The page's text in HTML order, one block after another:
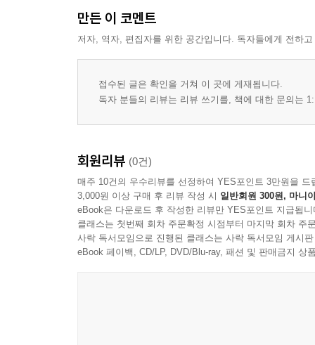
만든 이 코멘트
저자, 역자, 편집자를 위한 공간입니다. 독자들에게 전하
접수된 글은 확인을 거쳐 이 곳에 게재됩니다.
독자 분들의 리뷰는 리뷰 쓰기를, 책에 대한 문의는
회원리뷰 (0건)
매주 10건의 우수리뷰를 선정하여 YES포인트 3만원을 드
3,000원 이상 구매 후 리뷰 작성 시 일반회원 300원, 마니
eBook은 다운로드 후 작성한 리뷰만 YES포인트 지급됩니
클래스는 첫번째 회차 주문확정 시점부터 마지막 회차 주
사락 독서모임으로 진행된 클래스는 사락 독서모임 게시
eBook 페이백, CD/LP, DVD/Blu-ray, 패션 및 판매금지 상